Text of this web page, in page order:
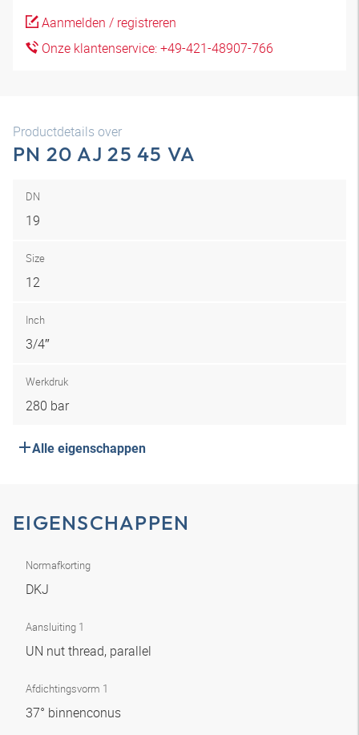
Aanmelden / registreren
Onze klantenservice: +49-421-48907-766
Productdetails over
PN 20 AJ 25 45 VA
DN
19
Size
12
Inch
3/4″
Werkdruk
280 bar
Alle eigenschappen
EIGENSCHAPPEN
Normafkorting
DKJ
Aansluiting 1
UN nut thread, parallel
Afdichtingsvorm 1
37° binnenconus